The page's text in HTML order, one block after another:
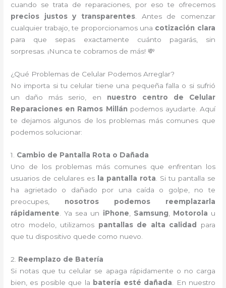
cuando se trata de reparaciones, por eso te ofrecemos
precios justos y transparentes. Antes de comenzar
cualquier trabajo, te proporcionamos una cotización clara
para que sepas exactamente cuánto pagarás, sin
sorpresas. ¡Nunca te cobramos de más! 💸
¿Qué Problemas de Celular Podemos Arreglar?
No importa si tu celular tiene una pequeña falla o si sufrió
un daño más serio, en nuestro centro de Celular
Reparaciones en Ramos Millán podemos ayudarte. Aquí
te dejamos algunos de los problemas más comunes que
podemos solucionar:
1. Cambio de Pantalla Rota o Dañada
Uno de los problemas más comunes que enfrentan los
usuarios de celulares es
la pantalla rota . Si tu pantalla se
ha agrietado o dañado por una caída o golpe, no te
preocupes, nosotros podemos reemplazarla
rápidamente . Ya sea un iPhone Samsung Motorola u
otro modelo, utilizamos pantallas de alta calidad
para
que tu dispositivo quede como nuevo.
2. Reemplazo de Batería
Si notas que tu celular se apaga rápidamente o no carga
bien, es posible que la batería esté dañada . En nuestro